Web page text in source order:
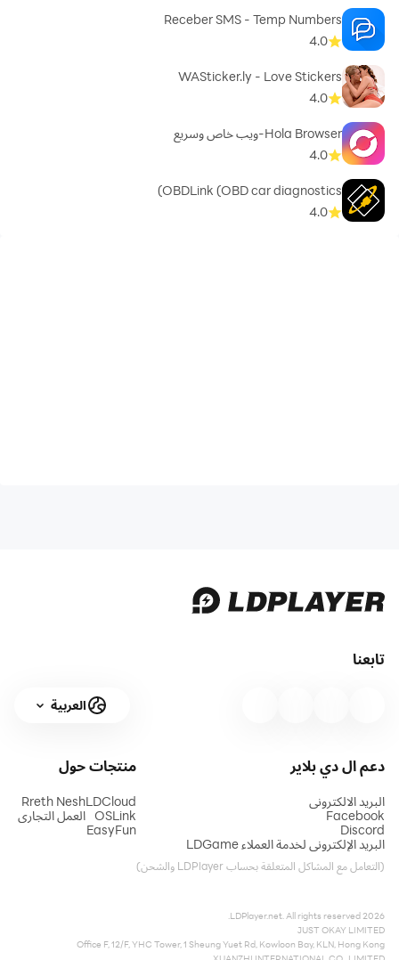
Receber SMS - Temp Numbers
4.0
WASticker.ly - Love Stickers
4.0
Hola Browser-ويب خاص وسريع
4.0
OBDLink (OBD car diagnostics)
4.0
تابعنا
العربية
دعم ال دي بلاير
البريد الالكتروني
Facebook
Discord
البريد الإلكتروني لخدمة العملاء LDGame
(التعامل مع المشاكل المتعلقة بحساب LDPlayer والشحن)
منتجات
LDCloud
OSLink
EasyFun
حول
Rreth Nesh
العمل التجاري
2026 LDPlayer.net. All rights reserved.
JUST OKAY LIMITED
Office F, 12/F, YHC Tower, 1 Sheung Yuet Rd, Kowloon Bay, KLN, Hong Kong